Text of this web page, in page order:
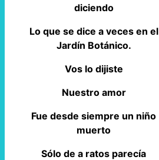
diciendo
Lo que se dice a veces en el
Jardín Botánico.
Vos lo dijiste
Nuestro amor
Fue desde siempre un niño
muerto
Sólo de a ratos parecía